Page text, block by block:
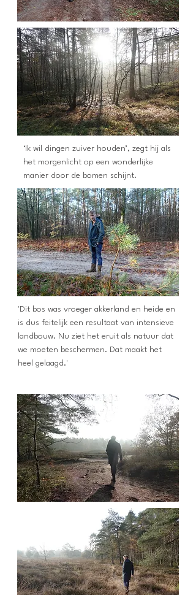
‘Ik wil dingen zuiver houden’, zegt hij als
het morgenlicht op een wonderlijke
manier door de bomen schijnt.
'Dit bos was vroeger akkerland en heide en
is dus feitelijk een resultaat van intensieve
landbouw. Nu ziet het eruit als natuur dat
we moeten beschermen. Dat maakt het
heel gelaagd.'